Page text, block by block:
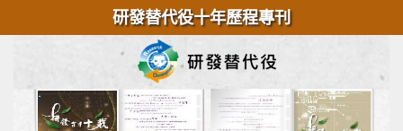
研發替代役十年歷程專刊